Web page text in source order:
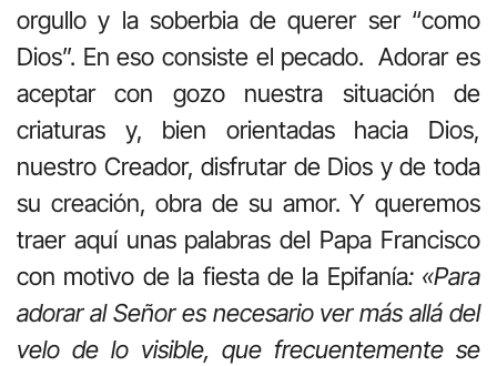
orgullo y la soberbia de querer ser “como
Dios”. En eso consiste el pecado. Adorar es
aceptar con gozo nuestra situación de
criaturas y, bien orientadas hacia Dios,
nuestro Creador, disfrutar de Dios y de toda
su creación, obra de su amor. Y queremos
traer aquí unas palabras del Papa Francisco
con motivo de la fiesta de la Epifanía: «Para
adorar al Señor es necesario ver más allá del
velo de lo visible, que frecuentemente se